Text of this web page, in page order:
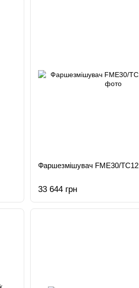
Фаршезмішувач FME30/TC12
33 644 грн